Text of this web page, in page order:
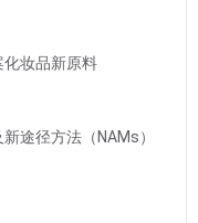
妆品新原料
途径方法（NAMs）